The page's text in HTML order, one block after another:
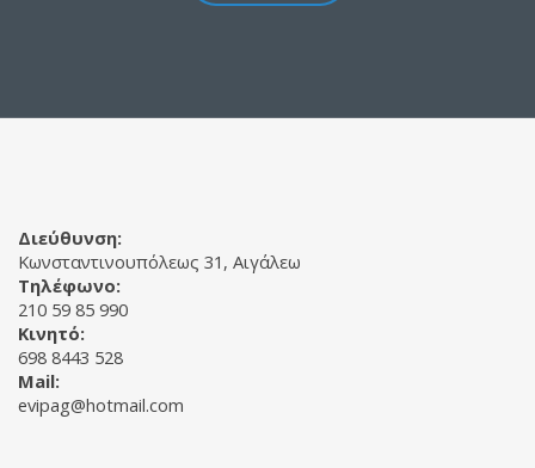
Διεύθυνση:
Κωνσταντινουπόλεως 31, Αιγάλεω
Τηλέφωνο:
210 59 85 990
Κινητό:
698 8443 528
Mail:
evipag@hotmail.com